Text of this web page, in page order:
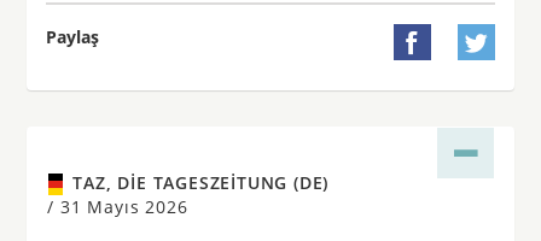
Paylaş  
TAZ, DIE TAGESZEITUNG (DE)
/ 31 Mayıs 2026